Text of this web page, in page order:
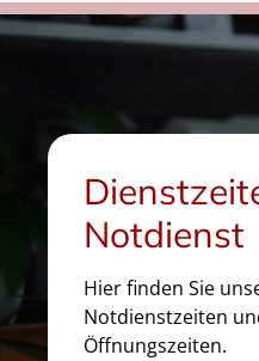
Notdienst
Hier finden Sie
Notdienstzeiten
Öffnungszeiten.